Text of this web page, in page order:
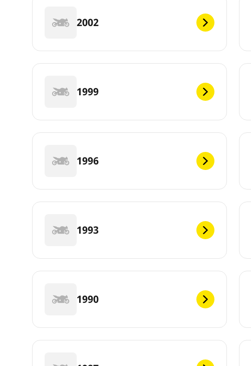
2002
1999
1996
1993
1990